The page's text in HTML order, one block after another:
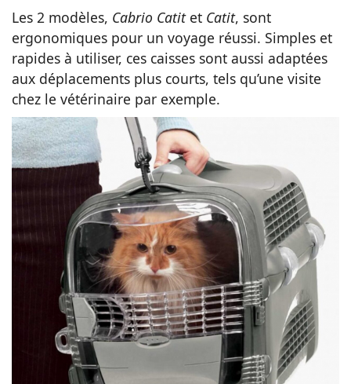
Les 2 modèles, Cabrio Catitet Catit, sont
ergonomiques pour un voyage réussi. Simples et
rapides à utiliser, ces caisses sont aussi adaptées
aux déplacements plus courts, tels qu’une visite
chez le vétérinaire par exemple.